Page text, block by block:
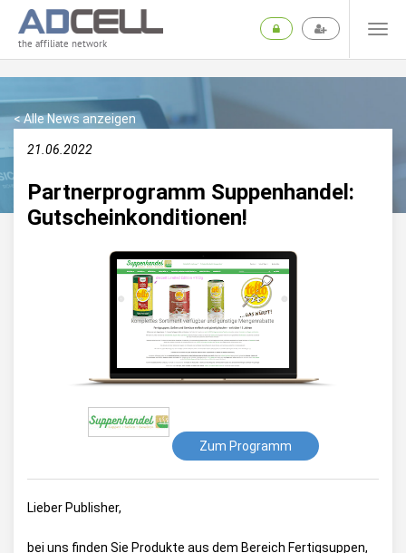
the affiliate network
< Alle News anzeigen
21.06.2022
Partnerprogramm Suppenhandel:
Gutscheinkonditionen!
Zum Programm
Lieber Publisher,
bei uns finden Sie Produkte aus dem Bereich Fertigsuppen,